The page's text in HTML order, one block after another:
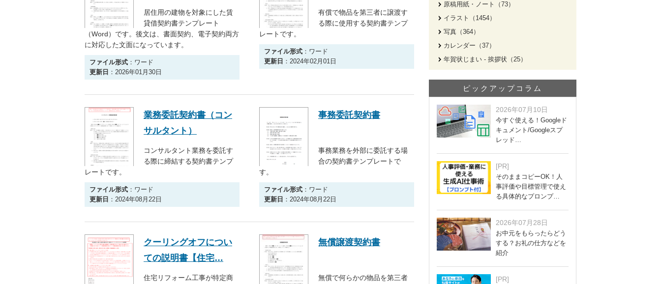
居住用の建物を対象にした賃
貸借契約書テンプレート
（Word）です。後文は、書面契約、電子契約両方
に対応した文面になっています。
ファイル形式 ：ワード
更新日 ：2026年01月30日
有償で物品を第三者に譲渡す
る際に使用する契約書テンプ
レートです。
ファイル形式 ：ワード
更新日 ：2024年02月01日
業務委託契約書（コン
サルタント）
コンサルタント業務を委託す
る際に締結する契約書テンプ
レートです。
ファイル形式 ：ワード
更新日 ：2024年08月22日
事務委託契約書
事務業務を外部に委託する場
合の契約書テンプレートで
す。
ファイル形式 ：ワード
更新日 ：2024年08月22日
クーリングオフについ
ての説明書【住宅…
住宅リフォーム工事が特定商
無償譲渡契約書
無償で何らかの物品を第三者
原稿用紙・ノート（73）
イラスト（1454）
写真（364）
カレンダー（37）
年賀状じまい - 挨拶状（25）
ピックアップコラム
2026年07月10日
今すぐ使える！Googleド
キュメント/Googleスプ
レッド…
[PR]
そのままコピーOK！人
事評価や目標管理で使え
る具体的なプロンプ…
2026年07月28日
お中元をもらったらどう
する？お礼の仕方などを
紹介
[PR]